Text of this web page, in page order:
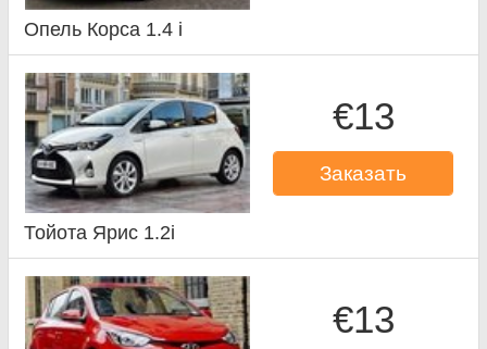
Опель Корса 1.4 i
€13
Заказать
Тойота Ярис 1.2i
€13